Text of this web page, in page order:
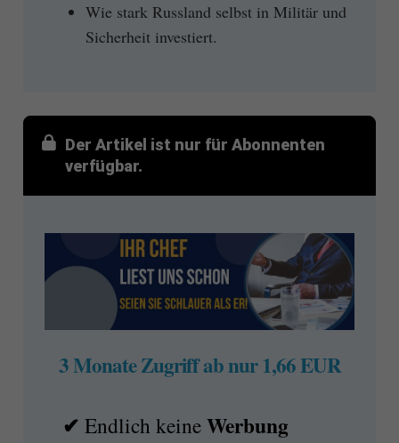
Wie stark Russland selbst in Militär und
Sicherheit investiert.
Der Artikel ist nur für Abonnenten
verfügbar.
3 Monate Zugriff ab nur 1,66 EUR
✔Endlich keineWerbung